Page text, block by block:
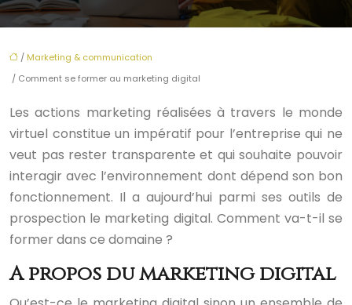
/ Marketing & communication
/ Comment se former au marketing digital
Les actions marketing réalisées à travers le monde
virtuel constitue un impératif pour l’entreprise qui ne
veut pas rester transparente et qui souhaite pouvoir
interagir avec l’environnement dont dépend son bon
fonctionnement. Il a aujourd’hui parmi ses outils de
prospection le marketing digital. Comment va-t-il se
former dans ce domaine ?
A propos du marketing digital